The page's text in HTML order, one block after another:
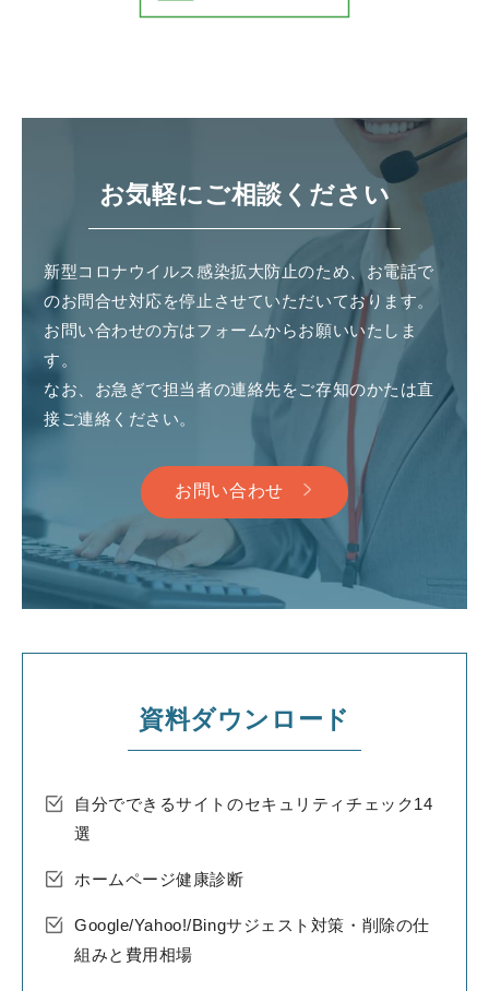
お気軽にご相談ください
新型コロナウイルス感染拡大防止のため、お電話で
のお問合せ対応を停止させていただいております。
お問い合わせの方はフォームからお願いいたしま
す。
なお、お急ぎで担当者の連絡先をご存知のかたは直
接ご連絡ください。
お問い合わせ
資料ダウンロード
自分でできるサイトのセキュリティチェック14
選
ホームページ健康診断
Google/Yahoo!/Bingサジェスト対策・削除の仕
組みと費用相場